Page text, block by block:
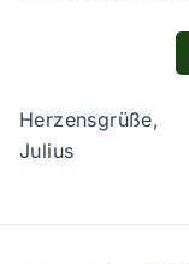
Herzensgrüße,
Julius